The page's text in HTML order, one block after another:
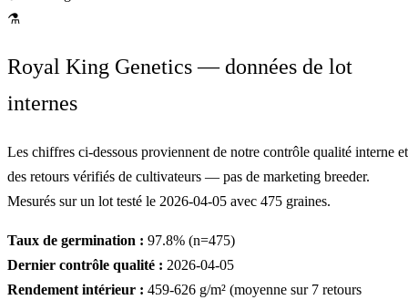
⚗
Royal King Genetics — données de lot
internes
Les chiffres ci-dessous proviennent de notre contrôle qualité interne et
des retours vérifiés de cultivateurs — pas de marketing breeder.
Mesurés sur un lot testé le 2026-04-05 avec 475 graines.
Taux de germination : 97.8% (n=475)
Dernier contrôle qualité : 2026-04-05
Rendement intérieur : 459-626 g/m² (moyenne sur 7 retours